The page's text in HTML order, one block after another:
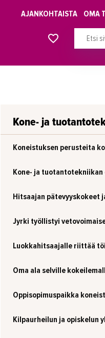
AJANKOHTAISTA OMA
Kone- ja
Koneistuksen perusteita
Kone- ja
Hitsaajan pätevyyskokeet
Jyrki työllistyi
Luokkahitsaajalle riittää
Oma ala selville
Oppisopimuspaikka
Kilpaurheilun ja opiskelun